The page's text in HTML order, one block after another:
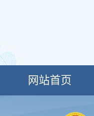
网站首页